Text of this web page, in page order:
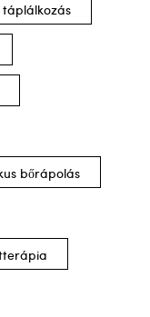
táplálkozás
bőrápolás